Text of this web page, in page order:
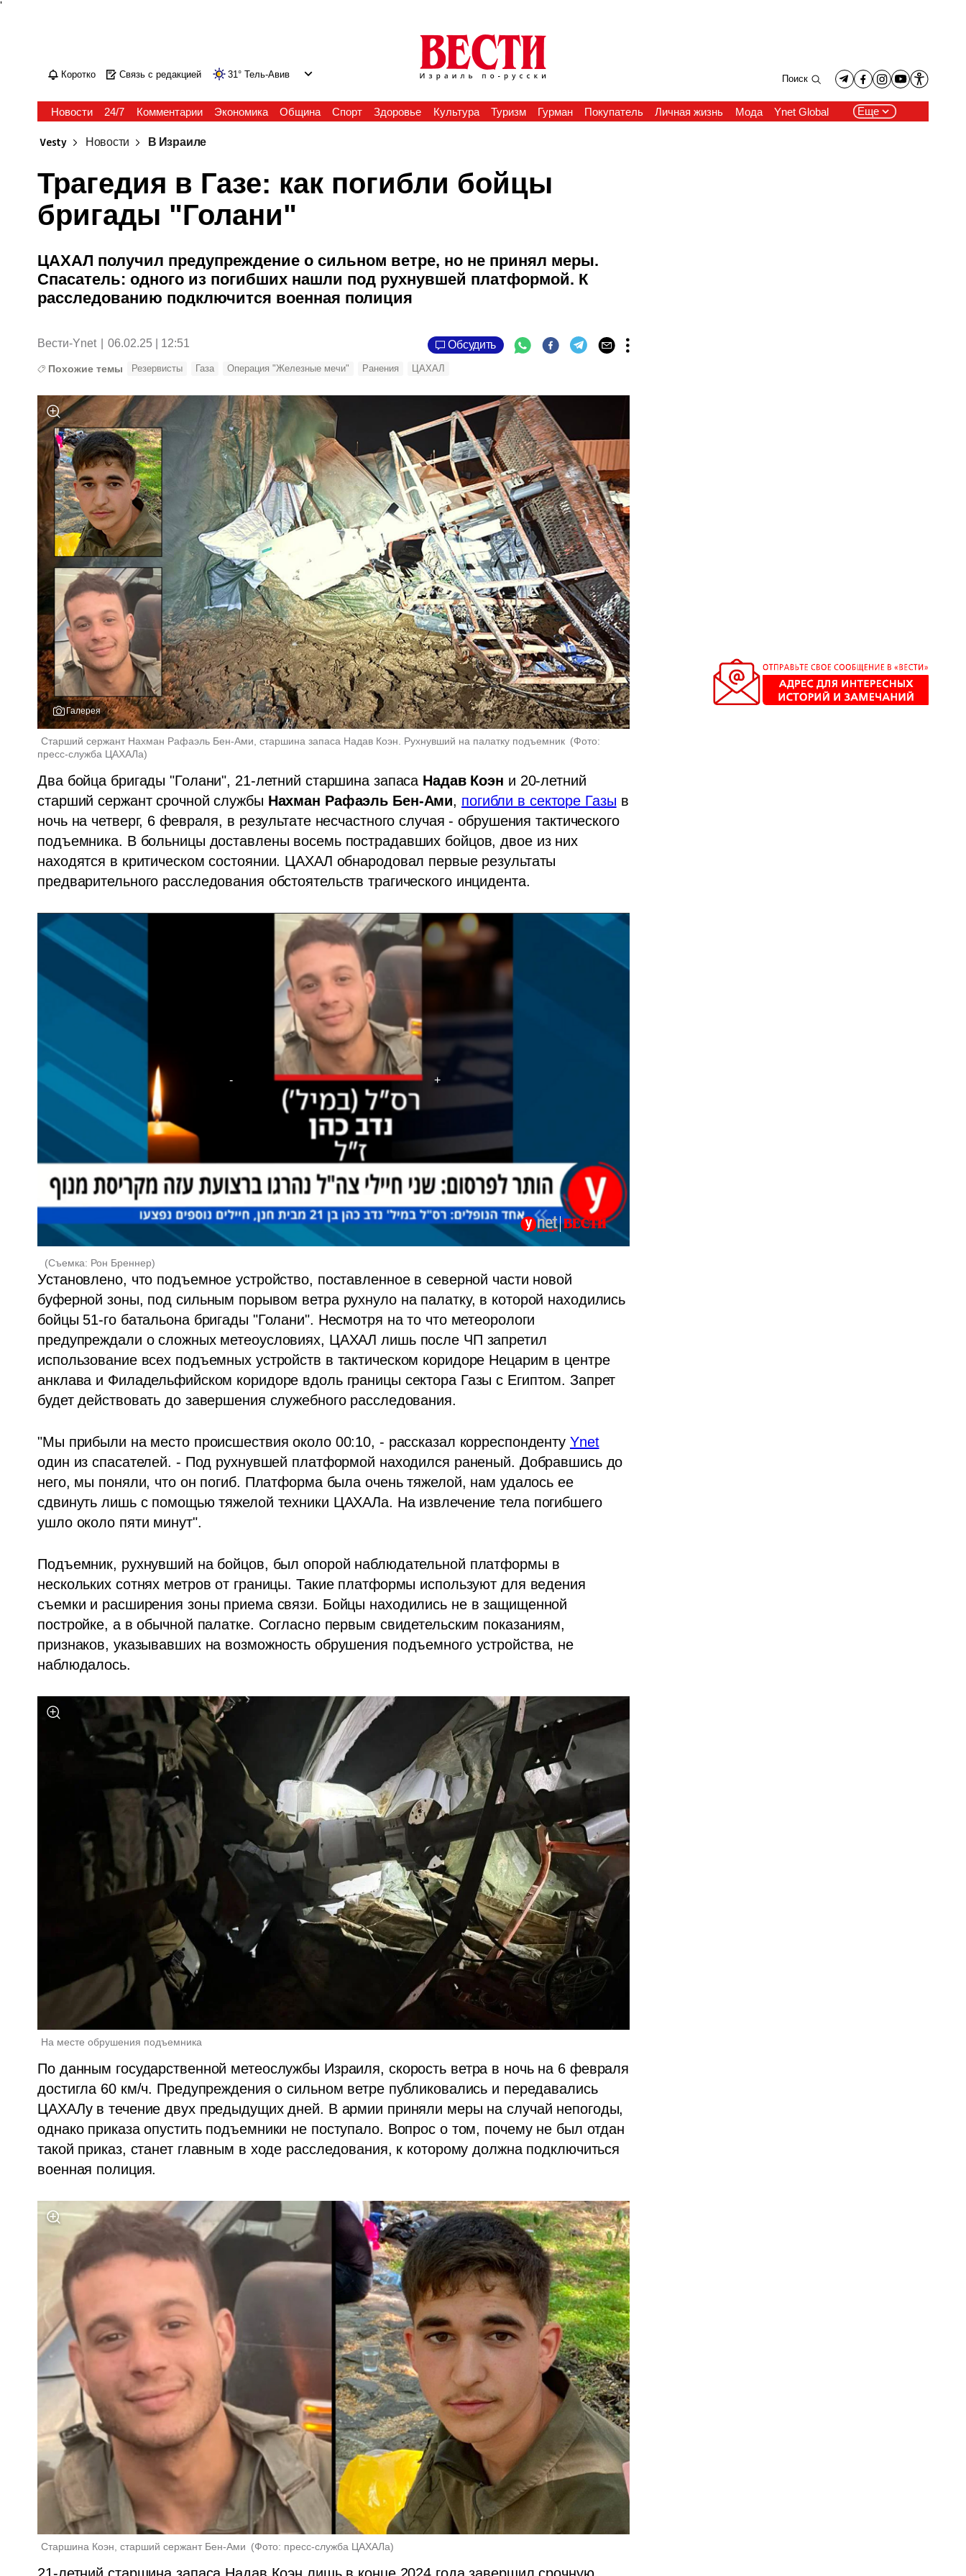
'
Коротко Связь с редакцией 31° Тель-Авив Поиск
Новости 24/7 Комментарии Экономика Община Спорт Здоровье Культура Туризм Гурман Покупатель Личная жизнь Мода Ynet Global Еще
Vesty Новости В Израиле
Трагедия в Газе: как погибли бойцы
бригады "Голани"
ЦАХАЛ получил предупреждение о сильном ветре, но не принял меры.
Спасатель: одного из погибших нашли под рухнувшей платформой. К
расследованию подключится военная полиция
Вести-Ynet 06.02.25 | 12:51 Обсудить
Похожие темы Резервисты Газа Операция "Железные мечи" Ранения ЦАХАЛ
Галерея
Старший сержант Нахман Рафаэль Бен-Ами, старшина запаса Надав Коэн. Рухнувший на палатку подъемник (Фото:
пресс-служба ЦАХАЛа)
Два бойца бригады "Голани", 21-летний старшина запаса Надав Коэн и 20-летний
старший сержант срочной службы Нахман Рафаэль Бен-Ами, погибли в секторе Газы в
ночь на четверг, 6 февраля, в результате несчастного случая - обрушения тактического
подъемника. В больницы доставлены восемь пострадавших бойцов, двое из них
находятся в критическом состоянии. ЦАХАЛ обнародовал первые результаты
предварительного расследования обстоятельств трагического инцидента.
(Съемка: Рон Бреннер)
Установлено, что подъемное устройство, поставленное в северной части новой
буферной зоны, под сильным порывом ветра рухнуло на палатку, в которой находились
бойцы 51-го батальона бригады "Голани". Несмотря на то что метеорологи
предупреждали о сложных метеоусловиях, ЦАХАЛ лишь после ЧП запретил
использование всех подъемных устройств в тактическом коридоре Нецарим в центре
анклава и Филадельфийском коридоре вдоль границы сектора Газы с Египтом. Запрет
будет действовать до завершения служебного расследования.
"Мы прибыли на место происшествия около 00:10, - рассказал корреспонденту Ynet
один из спасателей. - Под рухнувшей платформой находился раненый. Добравшись до
него, мы поняли, что он погиб. Платформа была очень тяжелой, нам удалось ее
сдвинуть лишь с помощью тяжелой техники ЦАХАЛа. На извлечение тела погибшего
ушло около пяти минут".
Подъемник, рухнувший на бойцов, был опорой наблюдательной платформы в
нескольких сотнях метров от границы. Такие платформы используют для ведения
съемки и расширения зоны приема связи. Бойцы находились не в защищенной
постройке, а в обычной палатке. Согласно первым свидетельским показаниям,
признаков, указывавших на возможность обрушения подъемного устройства, не
наблюдалось.
На месте обрушения подъемника
По данным государственной метеослужбы Израиля, скорость ветра в ночь на 6 февраля
достигла 60 км/ч. Предупреждения о сильном ветре публиковались и передавались
ЦАХАЛу в течение двух предыдущих дней. В армии приняли меры на случай непогоды,
однако приказа опустить подъемники не поступало. Вопрос о том, почему не был отдан
такой приказ, станет главным в ходе расследования, к которому должна подключиться
военная полиция.
Старшина Коэн, старший сержант Бен-Ами (Фото: пресс-служба ЦАХАЛа)